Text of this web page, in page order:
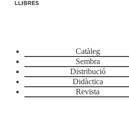
Catàleg
Sembra
Distribució
Didàctica
Revista